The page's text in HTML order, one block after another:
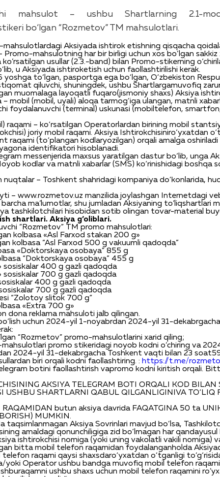
mahsulot – ushbu Shartlarning 2.1-
bo‘ lgan “Rozmetov” TM mahsulotlari.
mahsulotlardagi Aksiyada ishtirok etishning qisqacha
Promo-mahsulotning har bir birligi uchun xos bo‘lgan sakkiz
ko’rsatilgan usullar(2.3.-band) bilan Promo-stikerning
, u Aksiyada ishtiroketish uchun faollashtirilishi kerak.
yoshga to‘lgan, pasportga ega bo‘lgan, O‘zbekiston
qiluvchi, shuningdek, ushbu Shartlargamuvofiq
muomalaga layoqatli fuqaro(jismoniy shaxs) Aksiya
– mobil (mobil , uyali) aloqa tarmog‘iga ulangan, matnli
foydalanuvchi (terminal) uskunasi (mobil telefon, smartfon
) raqami – ko‘rsatilgan Operatorlardan birining mobil
) joriy mobil raqami. Aksiya Ishtirokchisiniro‘yxatdan
raqami (to‘plangan kodlaryozilgan) orqali amalga oshiriladi
identifikatori hisoblanadi.
messenjerida maxsus yaratilgan dastur bo‘lib, unga
kodlar va matnli xabarlar(SMS) ko‘rinishidagi boshqa
nuqtalar– Toshkent shahridagi kompaniya do‘konlarida,
– www.rozmetov.uz manzilida joylashgan Internetdagi
barcha ma’lumotlar, shu jumladan Aksiyaning to’liqshartlari
tashkilotchilari hisobidan sotib olingan tovar-material
shartlari. Aksiya g’oliblari.
“Rozmetov” TM promo mahsulotlari:
kolbasa«Asl Farxod stakan 200 g»
kolbasa“Asl Farxod 500 g vakuumli qadoqda”
« Doktorskaya osobaya” 855 g
“ Doktorskaya osobaya” 455 g
sosiskalar400 g gazli qadoqda
sosiskalar700 g gazli qadoqda
400 g gazli qadoqda
700 g gazli qadoqda
“Zolotoy slitok 700 g”
« Extra700 g»
dona reklama mahsuloti jalb qilingan.
uchun 2024-yil 1-noyabrdan 2024-yil 31-
:
“Rozmetov” promo-mahsulotlarini xarid qiling;
mahsulotlari promo stikeridagi noyob kodni o‘chiring va
2024-yil 31-dekabrgacha Toshkent vaqti bilan 23 soat
biri orqali kodni faollashtiring. : https://t.me/
botini faollashtirish vapromo kodni kiritish orqali.
SI NING AKSIYA TELEGRAM BOT
ORQALI KOD BILAN
USHBU SHARTLARNI QABUL QILGAN LIGINI VA TO‘LIQ
IDAN butun aksiya davrida FAQATGINA50 ta
MUMKIN.
taqsimlanmagan Aksiya Sovrinlari mavjud bo‘lsa,
amaldagi qonunchiligiga zid bo‘lmagan har qandayusul
ishtirokchisi nomiga(yoki uning vakolatli vakili nomiga)
bitta mobil telefon raqamidan foydalanganholda
telefon raqami qaysi shaxsdaro‘yxatdan o‘tganligi
/yoki Operatorushbu bandga muvofiq mobil telefon
raqamni ushbu shaxs uchun mobil telefon raqamini